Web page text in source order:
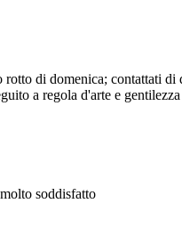
di domenica; contattati
a regola d'arte e
soddisfatto